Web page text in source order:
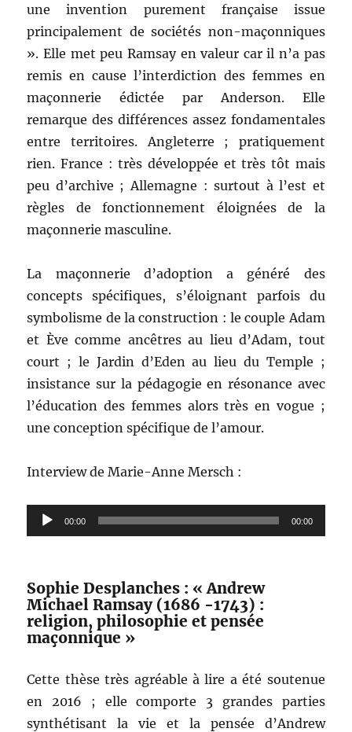
une invention purement française issue
principalement de sociétés non-maçonniques
». Elle met peu Ramsay en valeur car il n’a pas
remis en cause l’interdiction des femmes en
maçonnerie édictée par Anderson. Elle
remarque des différences assez fondamentales
entre territoires. Angleterre ; pratiquement
rien. France : très développée et très tôt mais
peu d’archive ; Allemagne : surtout à l’est et
règles de fonctionnement éloignées de la
maçonnerie masculine.
La maçonnerie d’adoption a généré des
concepts spécifiques, s’éloignant parfois du
symbolisme de la construction : le couple Adam
et Ève comme ancêtres au lieu d’Adam, tout
court ; le Jardin d’Eden au lieu du Temple ;
insistance sur la pédagogie en résonance avec
l’éducation des femmes alors très en vogue ;
une conception spécifique de l’amour.
Interview de Marie-Anne Mersch :
Lecteur
audio
00:00 00:00
Sophie Desplanches : « Andrew
Michael Ramsay (1686 -1743) :
religion, philosophie et pensée
maçonnique »
Cette thèse très agréable à lire a été soutenue
en 2016 ; elle comporte 3 grandes parties
synthétisant la vie et la pensée d’Andrew